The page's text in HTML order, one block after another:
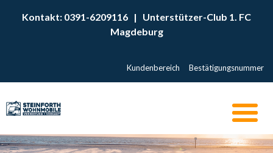
Kontakt: 0391-6209116 | Unterstützer-Club 1. FC
Magdeburg
Kundenbereich Bestätigungsnummer